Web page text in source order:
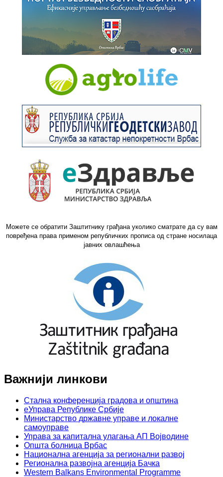
Можете се обратити Заштитнику грађана уколико сматрате да су вам
повређена права применом републичких прописа од стране носилаца
јавних овлашћења
Важнији линкови
Стална конференција градова и општина
еУправа Републике Србије
Министарство државне управе и локалне
самоуправе
Управа за капитална улагања АП Војводине
Општа болница Врбас
Национална агенција за регионални развој
Регионална развојна агенција Бачка
Western Balkans Environmental Programme